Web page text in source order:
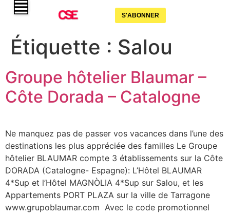
S'ABONNER
Étiquette : Salou
Groupe hôtelier Blaumar –
Côte Dorada – Catalogne
Ne manquez pas de passer vos vacances dans l’une des
destinations les plus appréciée des familles Le Groupe
hôtelier BLAUMAR compte 3 établissements sur la Côte
DORADA (Catalogne- Espagne): L’Hôtel BLAUMAR
4*Sup et l’Hôtel MAGNÒLIA 4*Sup sur Salou, et les
Appartements PORT PLAZA sur la ville de Tarragone
www.grupoblaumar.com Avec le code promotionnel